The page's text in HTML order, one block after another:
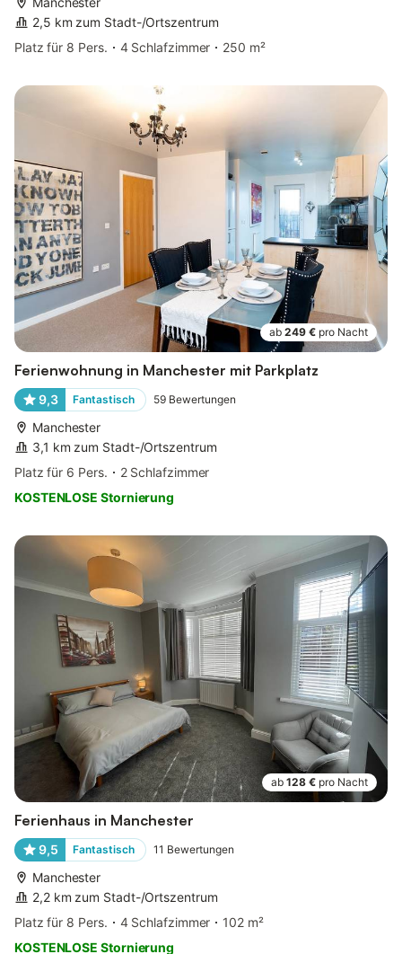
2,5 km zum Stadt-/Ortszentrum
Platz für 8 Pers.
4 Schlafzimmer 250 m²
ab 249 € pro Nacht
Ferienwohnung in Manchester mit Parkplatz
9,3 Fantastisch 59 Bewertungen
Manchester
3,1 km zum Stadt-/Ortszentrum
Platz für 6 Pers.
2 Schlafzimmer
KOSTENLOSE Stornierung
ab 128 € pro Nacht
Ferienhaus in Manchester
9,5 Fantastisch 11 Bewertungen
Manchester
2,2 km zum Stadt-/Ortszentrum
Platz für 8 Pers.
4 Schlafzimmer
102 m²
KOSTENLOSE Stornierung